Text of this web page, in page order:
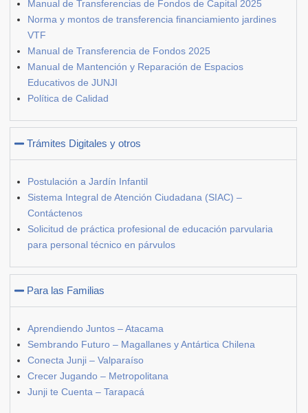
Manual de Transferencias de Fondos de Capital 2025
Norma y montos de transferencia financiamiento jardines
VTF
Manual de Transferencia de Fondos 2025
Manual de Mantención y Reparación de Espacios
Educativos de JUNJI
Política de Calidad
Trámites Digitales y otros
Postulación a Jardín Infantil
Sistema Integral de Atención Ciudadana (SIAC) –
Contáctenos
Solicitud de práctica profesional de educación parvularia
para personal técnico en párvulos
Para las Familias
Aprendiendo Juntos – Atacama
Sembrando Futuro – Magallanes y Antártica Chilena
Conecta Junji – Valparaíso
Crecer Jugando – Metropolitana
Junji te Cuenta – Tarapacá